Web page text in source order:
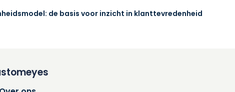
de basis voor inzicht in klanttevredenheid